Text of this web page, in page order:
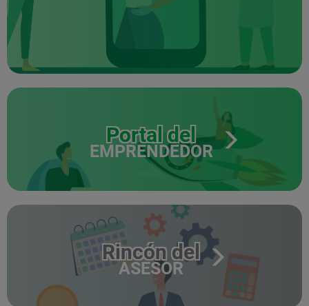
Portal del
EMPRENDEDOR
Rincón del
ASESOR